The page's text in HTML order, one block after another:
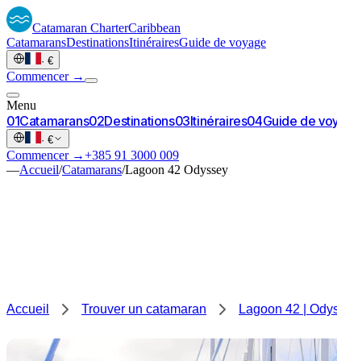
Catamaran CharterCaribbean
CatamaransDestinationsItinérairesGuide de voyage
· €
Commencer →
Menu
01Catamarans02Destinations03Itinéraires04Guide de
· €
Commencer →+385 91 3000 009
—Accueil/Catamarans/Lagoon 42 Odyssey
Accueil Trouver un catamaran Lagoon 42 |